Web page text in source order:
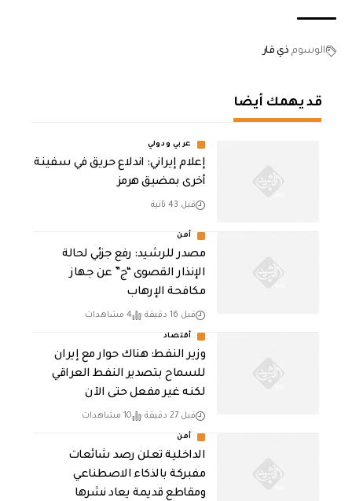
الوسوم ذي قار
قد يهمك أيضا
عربي ودولي
إعلام إيراني: اندلاع حريق في سفينة
أخرى بمضيق هرمز
قبل 43 ثانية
أمن
مصدر للرشيد: رفع جزئي لحالة
الإنذار القصوى “ج” عن جهاز
مكافحة الإرهاب
قبل 16 دقيقة 4 مشاهدات
أقتصاد
وزير النفط: هناك حوار مع إيران
للسماح بتصدير النفط العراقي
لكنه غير مفعل حتى الآن
قبل 27 دقيقة 10 مشاهدات
أمن
الداخلية تعلن رصد شائعات
مفبركة بالذكاء الاصطناعي
ومقاطع قديمة يعاد نشرها